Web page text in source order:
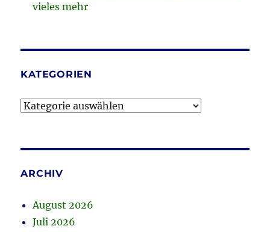
vieles mehr
KATEGORIEN
Kategorien
ARCHIV
August 2026
Juli 2026